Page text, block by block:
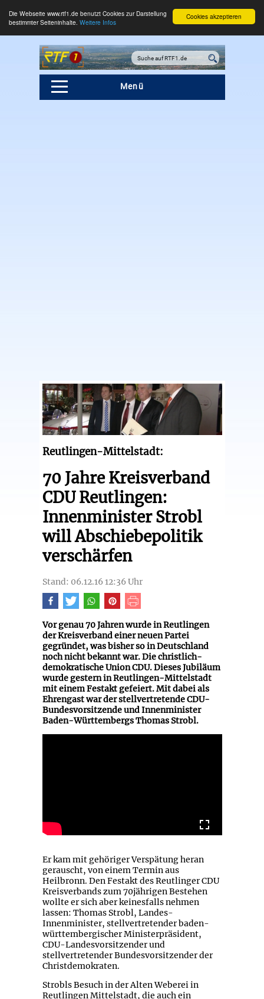
Cookies akzeptieren
Die Webseite www.rtf1.de benutzt Cookies zur Darstellung
bestimmter Seiteninhalte. Weitere Infos
Menü
Reutlingen-Mittelstadt:
70 Jahre Kreisverband
CDU Reutlingen:
Innenminister Strobl
will Abschiebepolitik
verschärfen
Stand: 06.12.16 12:36 Uhr
Vor genau 70 Jahren wurde in Reutlingen
der Kreisverband einer neuen Partei
gegründet, was bisher so in Deutschland
noch nicht bekannt war. Die christlich-
demokratische Union CDU. Dieses Jubiläum
wurde gestern in Reutlingen-Mittelstadt
mit einem Festakt gefeiert. Mit dabei als
Ehrengast war der stellvertretende CDU-
Bundesvorsitzende und Innenminister
Baden-Württembergs Thomas Strobl.
Er kam mit gehöriger Verspätung heran
gerauscht, von einem Termin aus
Heilbronn. Den Festakt des Reutlinger CDU
Kreisverbands zum 70jährigen Bestehen
wollte er sich aber keinesfalls nehmen
lassen: Thomas Strobl, Landes-
Innenminister, stellvertretender baden-
württembergischer Ministerpräsident,
CDU-Landesvorsitzender und
stellvertretender Bundesvorsitzender der
Christdemokraten.
Strobls Besuch in der Alten Weberei in
Reutlingen Mittelstadt, die auch ein